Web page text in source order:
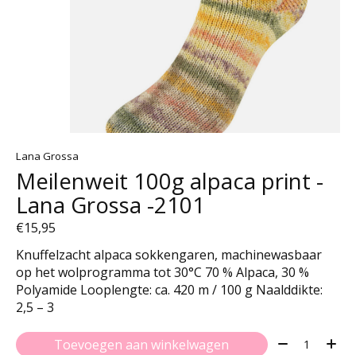
Lana Grossa
Meilenweit 100g alpaca print -
Lana Grossa -2101
€15,95
Knuffelzacht alpaca sokkengaren, machinewasbaar
op het wolprogramma tot 30°C 70 % Alpaca, 30 %
Polyamide Looplengte: ca. 420 m / 100 g Naalddikte:
2,5 – 3
Toevoegen aan winkelwagen Aantal: